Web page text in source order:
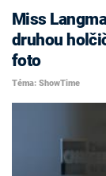
Miss
druhou
foto
Téma: ShowTime